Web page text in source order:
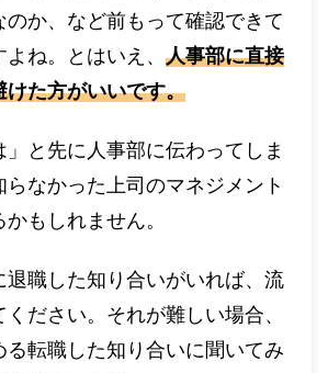
のか、など前もって確認できて
ね。とはいえ、 人事部に直接
けた方がいいです。
」と先に人事部に伝わってしま
らなかった上司のマネジメント
もしれません。
退職した知り合いがいれば、流
ださい。それが難しい場合、
る転職した知り合いに聞いてみ